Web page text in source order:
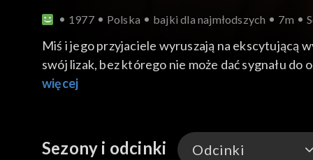
1977 Polska bajki dla najmłodszych 7m
Miś i jego przyjaciele wyruszają na ekscytującą
swój lizak, bez którego nie może dać sygnału do
Na szczęście Miś Uszatek wpada na pomysł, jak
Odcinek, dostępny online na TVP VOD, to
więcej
Sezony i odcinki Odcinki